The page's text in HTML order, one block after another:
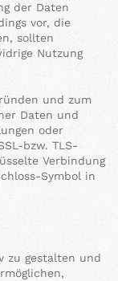
der Daten
vor, die
sollten
Nutzung
und zum
Daten und
oder
bzw. TLS-
Verbindung
Symbol in
zu gestalten und